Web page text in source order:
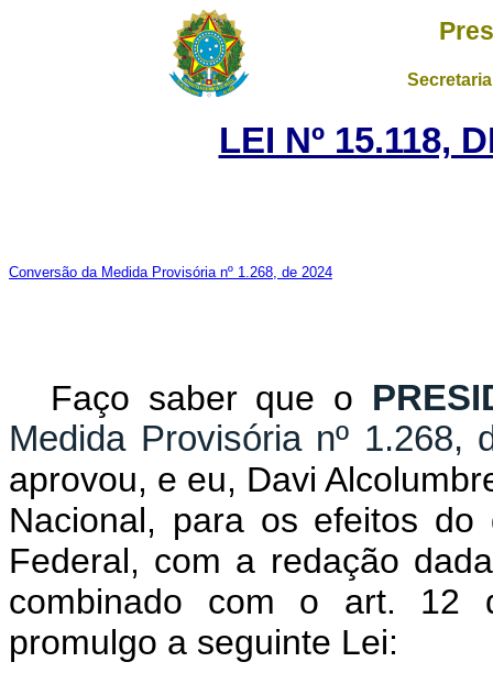
LEI Nº 15.118,
Conversão da Medida Provisória nº 1.268, de 2024
Faço saber que o
Medida Provisória nº 1.268,
aprovou, e eu, Davi
Nacional, para os efeitos
Federal, com a redação
combinado com o art. 12
promulgo a seguinte Lei: